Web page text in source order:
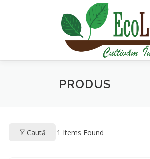
PRODUS
Caută 1 Items Found